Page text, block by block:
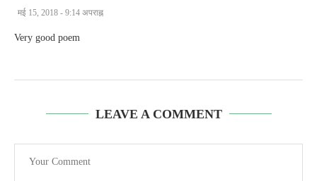
मई 15, 2018 - 9:14 अपराह्न
Very good poem
LEAVE A COMMENT